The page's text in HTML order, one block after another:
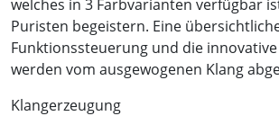
welches in 3 Farbvarianten verfügbar
Puristen begeistern. Eine
Funktionssteuerung und die
werden vom ausgewogenen Klang
Klangerzeugung